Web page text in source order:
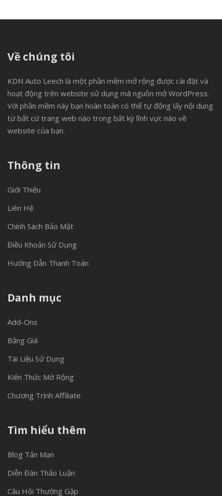
Về chúng tôi
KDN Auto Leech là một phần mềm mở rộng được cài đặt và
hoạt động trên website sử dụng mã nguồn mở WordPress.
Với phần mềm này bạn hoàn toàn có thể tự động lấy nội dung
từ bất cứ trang web nào trong bất kỳ lĩnh vực nào về
website của bạn.
Thông tin
Giới Thiệu
Liên Hệ
Chính Sách Bảo Mật
Điều Khoản Sử Dụng
Hướng Dẫn Thanh Toán
Danh mục
Add-Ons
Bảng Giá
Tài Liệu Sử Dụng
Kiến Thức Mở Rộng
Chương Trình Affiliate
Tìm hiểu thêm
Blog Tản Mạn
Diễn Đàn Thảo Luận
Câu Hỏi Thường Gặp